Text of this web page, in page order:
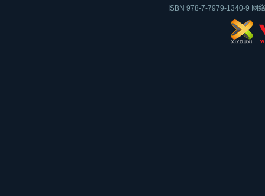
ISBN 978-7-7979-1340-9 网